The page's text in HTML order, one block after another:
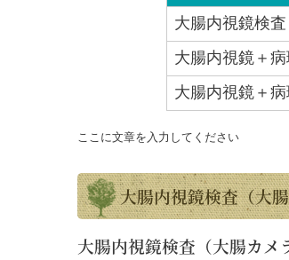
大腸内視鏡検
大腸内視鏡＋
大腸内視鏡＋
ここに文章を入力してください
大腸内視鏡検査（大
大腸内視鏡検査（大腸カメ